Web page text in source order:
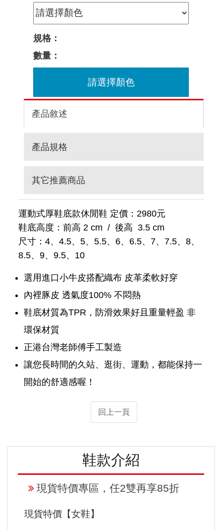
鞋款介紹
現貨特價專區，任2雙再享85折
現貨特價【女鞋】
規格：
數量：
請選擇顏色
產品敘述
產品規格
其它推薦商品
運動式厚鞋底款休閒鞋 定價：2980元
鞋底高度：前高 2 cm / 後高 3.5 cm
尺寸：4、4.5、5、5.5、6、6.5、7、7.5、8、
8.5、9、9.5、10
選用進口小牛皮搭配織布 皮革柔軟好穿
內裡豚皮 透氣度100% 不悶熱
鞋底材質為TPR，防滑效果好且重量輕盈 非
環保材質
正港台灣老師傅手工製造
讓您長時間的久站、逛街、運動，都能保持一
開始的舒適感喔！
回上一頁